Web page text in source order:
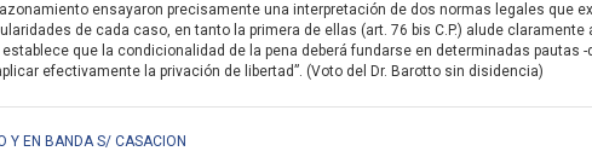
ensayaron precisamente una interpretación de dos normas legales que
de cada caso, en tanto la primera de ellas (art. 76 bis C.P.) alude claramente
que la condicionalidad de la pena deberá fundarse en determinadas pautas
efectivamente la privación de libertad”. (Voto del Dr. Barotto sin disidencia)
Y EN BANDA S/ CASACION